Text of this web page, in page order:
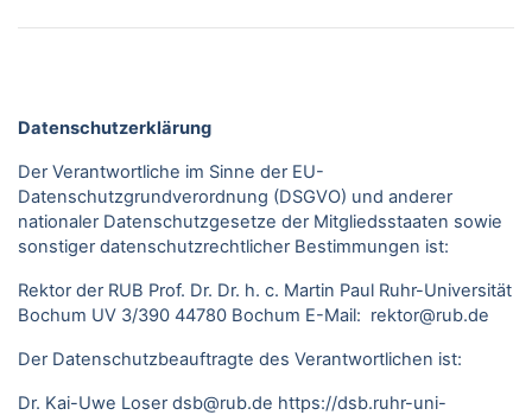
Datenschutzerklärung
Der Verantwortliche im Sinne der EU-
Datenschutzgrundverordnung (DSGVO) und anderer
nationaler Datenschutzgesetze der Mitgliedsstaaten sowie
sonstiger datenschutzrechtlicher Bestimmungen ist:
Rektor der RUB Prof. Dr. Dr. h. c. Martin Paul Ruhr-Universität
Bochum UV 3/390 44780 Bochum E-Mail: rektor@rub.de
Der Datenschutzbeauftragte des Verantwortlichen ist:
Dr. Kai-Uwe Loser dsb@rub.de https://dsb.ruhr-uni-